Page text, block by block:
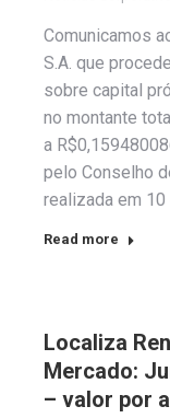
Comunicamos
S.A. que
sobre capital
no montante
a
pelo Conselho
realizada em
Read more
Localiza
Mercado:
– valor por